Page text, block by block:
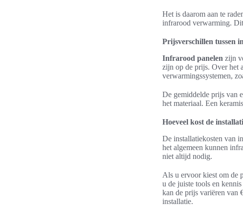
Het is daarom aan te
infrarood verwarming.
Prijsverschillen tussen
Infrarood panelen zijn
zijn op de prijs. Over het
verwarmingssystemen,
De gemiddelde prijs van
het materiaal. Een
Hoeveel kost de
De installatiekosten van
het algemeen kunnen
niet altijd nodig.
Als u ervoor kiest om de
u de juiste tools en
kan de prijs variëren van
installatie.